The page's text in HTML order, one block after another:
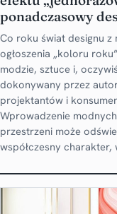
ponadczasowy
Co roku świat designu
ogłoszenia „koloru
modzie, sztuce i,
dokonywany przez
projektantów i
Wprowadzenie
przestrzeni może
współczesny charakter,